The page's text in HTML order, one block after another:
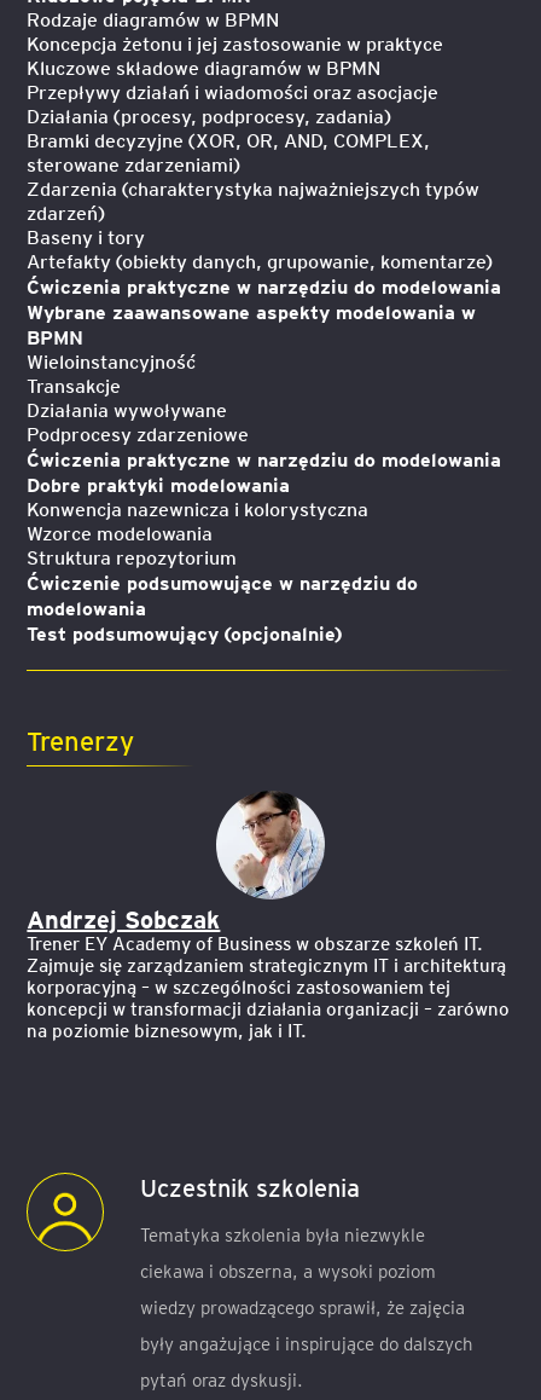
Rodzaje diagramów w BPMN
Koncepcja żetonu i jej zastosowanie w praktyce
Kluczowe składowe diagramów w BPMN
Przepływy działań i wiadomości oraz asocjacje
Działania (procesy, podprocesy, zadania)
Bramki decyzyjne (XOR, OR, AND, COMPLEX,
sterowane zdarzeniami)
Zdarzenia (charakterystyka najważniejszych typów
zdarzeń)
Baseny i tory
Artefakty (obiekty danych, grupowanie, komentarze)
Ćwiczenia praktyczne w narzędziu do modelowania
Wybrane zaawansowane aspekty modelowania w
BPMN
Wieloinstancyjność
Transakcje
Działania wywoływane
Podprocesy zdarzeniowe
Ćwiczenia praktyczne w narzędziu do modelowania
Dobre praktyki modelowania
Konwencja nazewnicza i kolorystyczna
Wzorce modelowania
Struktura repozytorium
Ćwiczenie podsumowujące w narzędziu do
modelowania
Test podsumowujący (opcjonalnie)
Trenerzy
Andrzej Sobczak
Trener EY Academy of Business w obszarze szkoleń IT.
Zajmuje się zarządzaniem strategicznym IT i architekturą
korporacyjną – w szczególności zastosowaniem tej
koncepcji w transformacji działania organizacji – zarówno
na poziomie biznesowym, jak i IT.
Uczestnik szkolenia
Tematyka szkolenia była niezwykle
ciekawa i obszerna, a wysoki poziom
wiedzy prowadzącego sprawił, że zajęcia
były angażujące i inspirujące do dalszych
pytań oraz dyskusji.